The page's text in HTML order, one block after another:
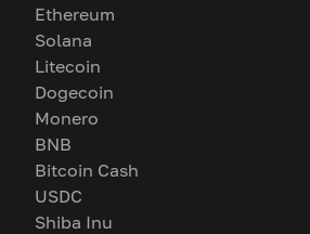
Ethereum
Solana
Litecoin
Dogecoin
Monero
BNB
Bitcoin Cash
USDC
Shiba Inu